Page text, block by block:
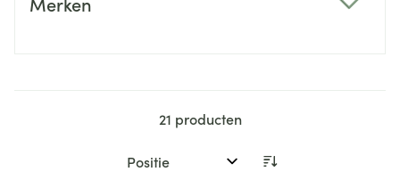
21 producten
Sorteer op: